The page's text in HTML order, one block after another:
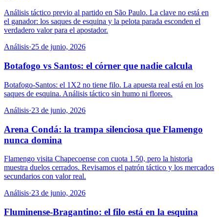
Análisis táctico previo al partido en São Paulo. La clave no está en
el ganador: los saques de esquina y la pelota parada esconden el
verdadero valor para el apostador.
Análisis·25 de junio, 2026
Botafogo vs Santos: el córner que nadie calcula
Botafogo-Santos: el 1X2 no tiene filo. La apuesta real está en los
saques de esquina. Análisis táctico sin humo ni floreos.
Análisis·23 de junio, 2026
Arena Condá: la trampa silenciosa que Flamengo
nunca domina
Flamengo visita Chapecoense con cuota 1.50, pero la historia
muestra duelos cerrados. Revisamos el patrón táctico y los mercados
secundarios con valor real.
Análisis·23 de junio, 2026
Fluminense-Bragantino: el filo está en la esquina